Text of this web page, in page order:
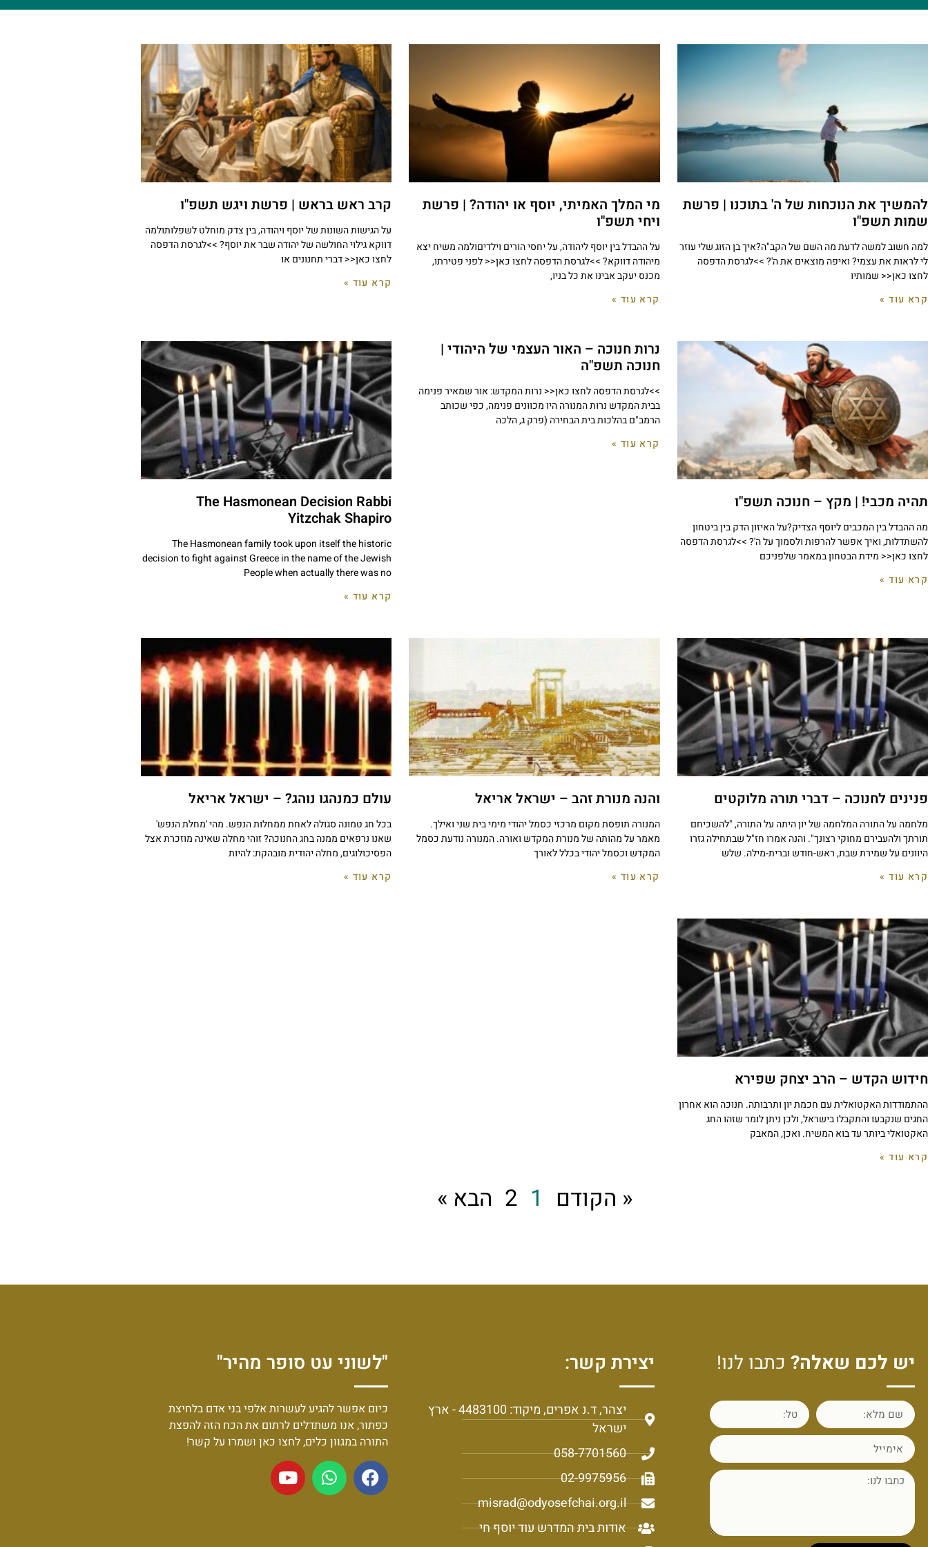
להמשיך את הנוכחות של ה' בתוכנו | פרשת
שמות תשפ"ו
למה חשוב למשה לדעת מה השם של הקב"ה?איך בן הזוג שלי עוזר
לי לראות את עצמי? ואיפה מוצאים את ה'? >>לגרסת הדפסה
לחצו כאן<< שמותיו
קרא עוד »
מי המלך האמיתי, יוסף או יהודה? | פרשת
ויחי תשפ"ו
על ההבדל בין יוסף ליהודה, על יחסי הורים וילדיםולמה משיח יצא
מיהודה דווקא? >>לגרסת הדפסה לחצו כאן<< לפני פטירתו,
מכנס יעקב אבינו את כל בניו,
קרא עוד »
קרב ראש בראש | פרשת ויגש תשפ"ו
על הגישות השונות של יוסף ויהודה, בין צדק מוחלט לשפלותולמה
דווקא גילוי החולשה של יהודה שבר את יוסף? >>לגרסת הדפסה
לחצו כאן<< דברי תחנונים או
קרא עוד »
תהיה מכבי! | מקץ – חנוכה תשפ"ו
מה ההבדל בין המכבים ליוסף הצדיק?על האיזון הדק בין ביטחון
להשתדלות, ואיך אפשר להרפות ולסמוך על ה'? >>לגרסת הדפסה
לחצו כאן<< מידת הבטחון במאמר שלפניכם
קרא עוד »
נרות חנוכה – האור העצמי של היהודי |
חנוכה תשפ"ה
>>לגרסת הדפסה לחצו כאן<< נרות המקדש: אור שמאיר פנימה
בבית המקדש נרות המנורה היו מכוונים פנימה, כפי שכותב
הרמב"ם בהלכות בית הבחירה (פרק ג, הלכה
קרא עוד »
The Hasmonean Decision Rabbi
Yitzchak Shapiro
The Hasmonean family took upon itself the historic
decision to fight against Greece in the name of the Jewish
People when actually there was no
קרא עוד »
פנינים לחנוכה – דברי תורה מלוקטים
מלחמה על התורה המלחמה של יון היתה על התורה, "להשכיחם
תורתך ולהעבירם מחוקי רצונך". והנה אמרו חז"ל שבתחילה גזרו
היוונים על שמירת שבת, ראש-חודש וברית-מילה. שלש
קרא עוד »
והנה מנורת זהב – ישראל אריאל
המנורה תופסת מקום מרכזי כסמל יהודי מימי בית שני ואילך.
מאמר על מהותה של מנורת המקדש ואורה. המנורה נודעת כסמל
המקדש וכסמל יהודי בכלל לאורך
קרא עוד »
עולם כמנהגו נוהג? – ישראל אריאל
בכל חג טמונה סגולה לאחת ממחלות הנפש. מהי 'מחלת הנפש'
שאנו נרפאים ממנה בחג החנוכה? זוהי מחלה שאינה מוזכרת אצל
הפסיכולוגים, מחלה יהודית מובהקת: להיות
קרא עוד »
חידוש הקדש – הרב יצחק שפירא
ההתמודדות האקטואלית עם חכמת יון ותרבותה. חנוכה הוא אחרון
החגים שנקבעו והתקבלו בישראל, ולכן ניתן לומר שזהו החג
האקטואלי ביותר עד בוא המשיח. ואכן, המאבק
קרא עוד »
« הקודם 1
2 הבא »
יש לכם שאלה? כתבו לנו! יצירת קשר:
יצהר, ד.נ אפרים, מיקוד: 4483100 - ארץ
ישראל
058-7701560
02-9975956
misrad@odyosefchai.org.il
אודות בית המדרש עוד יוסף חי
"לשוני עט סופר מהיר"
כיום אפשר להגיע לעשרות אלפי בני אדם בלחיצת
כפתור, אנו משתדלים לרתום את הכח הזה להפצת
התורה במגוון כלים, לחצו כאן ושמרו על קשר!